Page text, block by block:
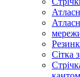
Сітка